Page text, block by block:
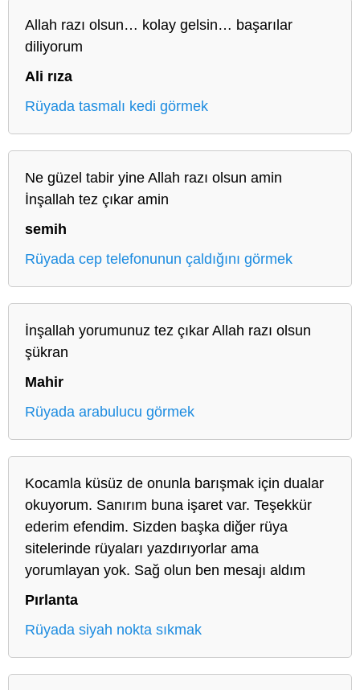
Allah razı olsun… kolay gelsin… başarılar
diliyorum
Ali rıza
Rüyada tasmalı kedi görmek
Ne güzel tabir yine Allah razı olsun amin
İnşallah tez çıkar amin
semih
Rüyada cep telefonunun çaldığını görmek
İnşallah yorumunuz tez çıkar Allah razı olsun
şükran
Mahir
Rüyada arabulucu görmek
Kocamla küsüz de onunla barışmak için dualar
okuyorum. Sanırım buna işaret var. Teşekkür
ederim efendim. Sizden başka diğer rüya
sitelerinde rüyaları yazdırıyorlar ama
yorumlayan yok. Sağ olun ben mesajı aldım
Pırlanta
Rüyada siyah nokta sıkmak